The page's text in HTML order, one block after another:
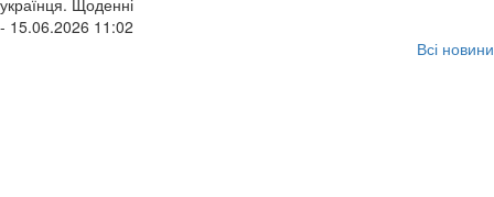
українця. Щоденні
- 15.06.2026 11:02
Всі новини